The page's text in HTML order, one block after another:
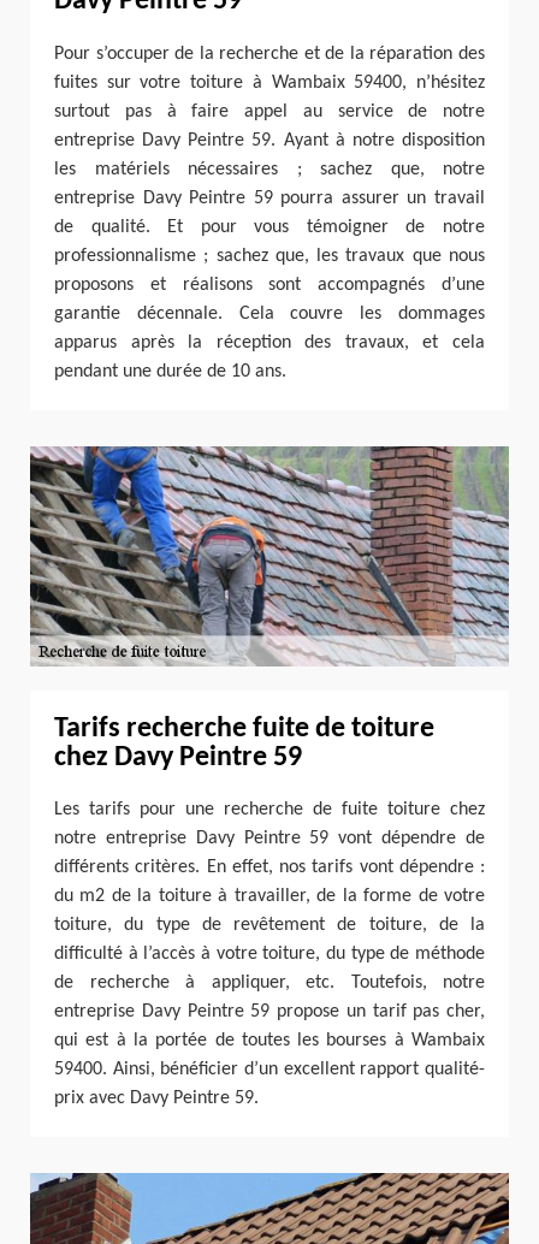
Pour s’occuper de la recherche et de la réparation des
fuites sur votre toiture à Wambaix 59400, n’hésitez
surtout pas à faire appel au service de notre
entreprise Davy Peintre 59. Ayant à notre disposition
les matériels nécessaires ; sachez que, notre
entreprise Davy Peintre 59 pourra assurer un travail
de qualité. Et pour vous témoigner de notre
professionnalisme ; sachez que, les travaux que nous
proposons et réalisons sont accompagnés d’une
garantie décennale. Cela couvre les dommages
apparus après la réception des travaux, et cela
pendant une durée de 10 ans.
Tarifs recherche fuite de toiture
chez Davy Peintre 59
Les tarifs pour une recherche de fuite toiture chez
notre entreprise Davy Peintre 59 vont dépendre de
différents critères. En effet, nos tarifs vont dépendre :
du m2 de la toiture à travailler, de la forme de votre
toiture, du type de revêtement de toiture, de la
difficulté à l’accès à votre toiture, du type de méthode
de recherche à appliquer, etc. Toutefois, notre
entreprise Davy Peintre 59 propose un tarif pas cher,
qui est à la portée de toutes les bourses à Wambaix
59400. Ainsi, bénéficier d’un excellent rapport qualité-
prix avec Davy Peintre 59.